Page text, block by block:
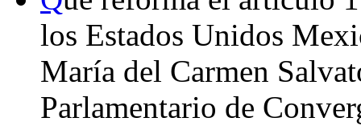
los Estados Unidos
María del Carmen
Parlamentario de